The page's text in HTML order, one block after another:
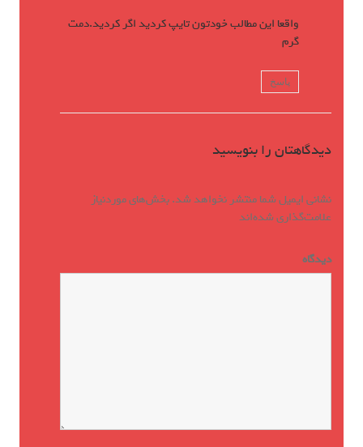
واقعا این مطالب خودتون تایپ کردید اگر کردید.دمت
گرم
پاسخ
دیدگاهتان را بنویسید
نشانی ایمیل شما منتشر نخواهد شد.بخش‌های موردنیاز
علامت‌گذاری شده‌اند
دیدگاه